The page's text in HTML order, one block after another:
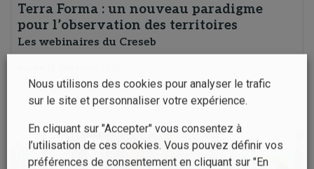
Terra Forma : un nouveau paradigme
pour l’observation des territoires
Les webinaires du Creseb
#approche scientifique #creseb #ressource en eau
Nous utilisons des cookies pour analyser le trafic
sur le site et personnaliser votre expérience.
En cliquant sur "Accepter" vous consentez à
l’utilisation de ces cookies. Vous pouvez définir vos
préférences de consentement en cliquant sur "En